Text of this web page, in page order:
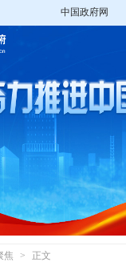
中国政府网
焦 > 正文